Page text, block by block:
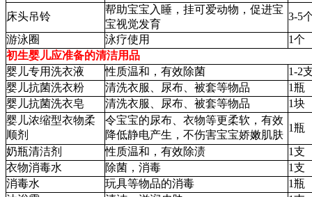
床头吊铃
帮助宝宝入睡，挂可爱动物，促进宝
宝视觉发育
3-5
游泳圈
泳疗使用
1个
初生婴儿应准备的清洁用品
婴儿专用洗衣液
性质温和，有效除菌
1-2
婴儿抗菌洗衣粉
清洗衣服、尿布、被套等物品
1瓶
婴儿抗菌洗衣皂
清洗衣服、尿布、被套等物品
1块
婴儿浓缩型衣物柔
顺剂
令宝宝的尿布、衣物等更柔软，有效
降低静电产生，不伤害宝宝娇嫩肌肤
1瓶
奶瓶清洁剂
性质温和，有效除渍
1支
衣物消毒水
除菌，消毒
1支
消毒水
玩具等物品的消毒
1瓶